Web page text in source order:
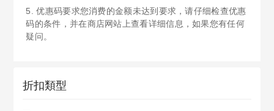
5. 优惠码要求您消费的金额未达到要求，请仔细检查优惠
码的条件，并在商店网站上查看详细信息，如果您有任何
疑问。
折扣類型